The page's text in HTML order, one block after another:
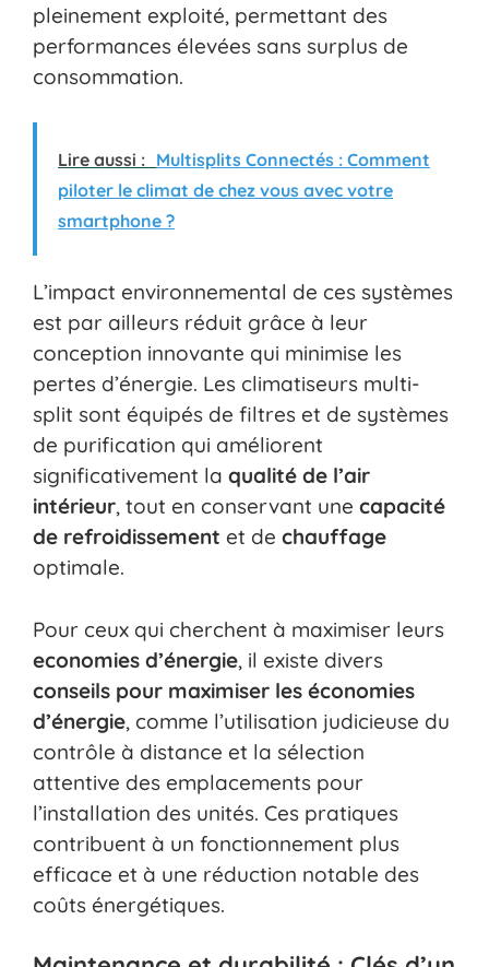
pleinement exploité, permettant des
performances élevées sans surplus de
consommation.
Lire aussi : Multisplits Connectés : Comment
piloter le climat de chez vous avec votre
smartphone ?
L’impact environnemental de ces systèmes
est par ailleurs réduit grâce à leur
conception innovante qui minimise les
pertes d’énergie. Les climatiseurs multi-
split sont équipés de filtres et de systèmes
de purification qui améliorent
significativement la qualité de l’air
intérieur, tout en conservant une capacité
de refroidissement et de chauffage
optimale.
Pour ceux qui cherchent à maximiser leurs
economies d’énergie, il existe divers
conseils pour maximiser les économies
d’énergie, comme l’utilisation judicieuse du
contrôle à distance et la sélection
attentive des emplacements pour
l’installation des unités. Ces pratiques
contribuent à un fonctionnement plus
efficace et à une réduction notable des
coûts énergétiques.